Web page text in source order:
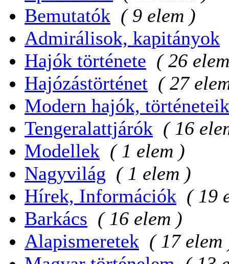
Bemutatók ( 9 elem )
Admirálisok, kapitányok
Hajók története ( 26
Hajózástörténet ( 27
Modern hajók, történeteik
Tengeralattjárók ( 16
Modellek ( 1 elem )
Nagyvilág ( 1 elem )
Hírek, Információk ( 19
Barkács ( 16 elem )
Alapismeretek ( 17 elem